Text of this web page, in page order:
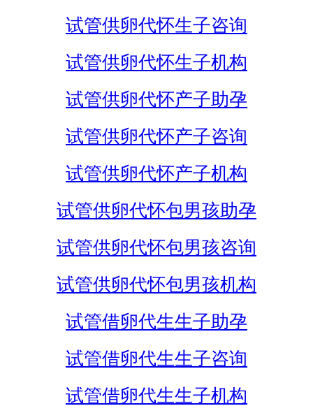
试管供卵代怀生子咨询
试管供卵代怀生子机构
试管供卵代怀产子助孕
试管供卵代怀产子咨询
试管供卵代怀产子机构
试管供卵代怀包男孩助孕
试管供卵代怀包男孩咨询
试管供卵代怀包男孩机构
试管借卵代生生子助孕
试管借卵代生生子咨询
试管借卵代生生子机构